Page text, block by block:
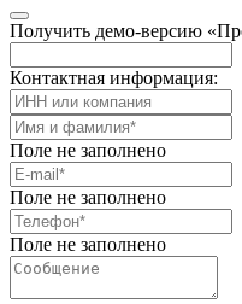
Получить демо-версию
Контактная информация:
Поле не заполнено
Поле не заполнено
Поле не заполнено